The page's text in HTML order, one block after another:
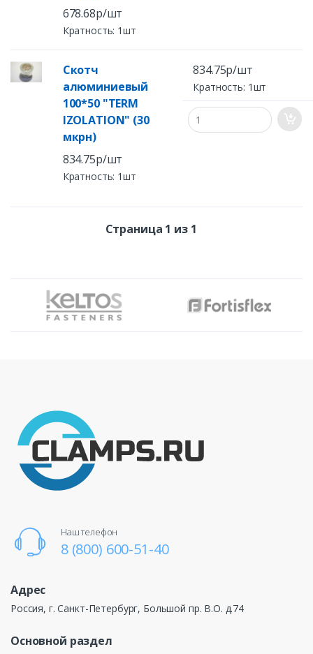
678.68р/шт
Кратность: 1шт
Скотч
алюминиевый
100*50 "TERM
IZOLATION" (30
мкрн)
834.75р/шт
Кратность: 1шт
834.75р/шт
Кратность: 1шт
Страница 1 из 1
Наш телефон
8 (800) 600-51-40
Адрес
Россия, г. Санкт-Петербург, Большой пр. В.О. д.74
Основной раздел